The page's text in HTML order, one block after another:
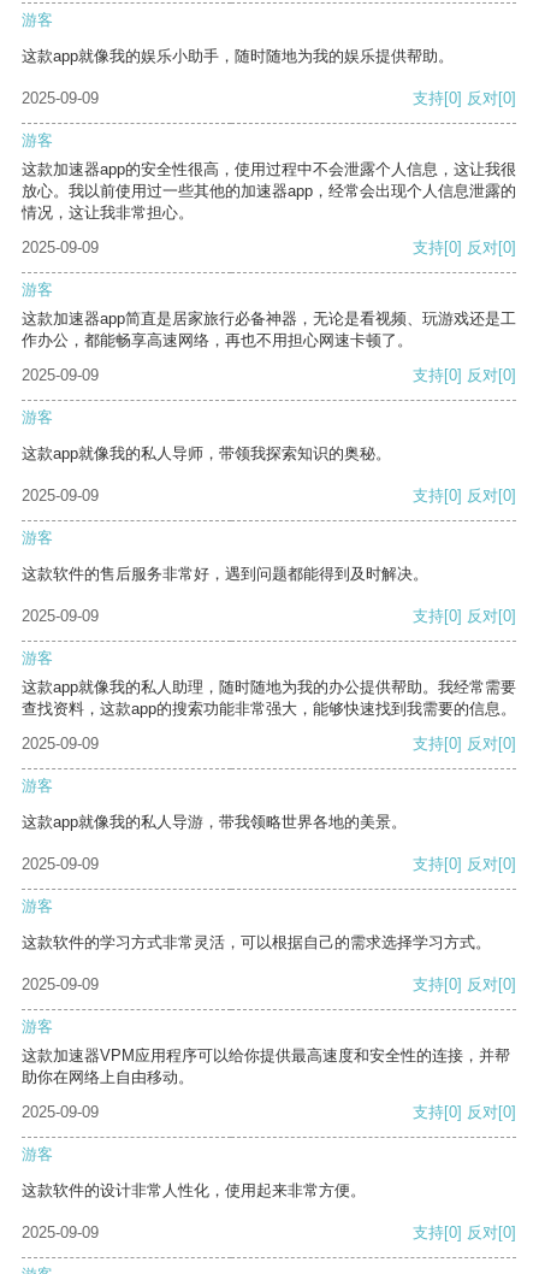
游客
这款app就像我的娱乐小助手，随时随地为我的娱乐提供帮助。
2025-09-09 支持[0] 反对[0]
游客
这款加速器app的安全性很高，使用过程中不会泄露个人信息，这让我很
放心。我以前使用过一些其他的加速器app，经常会出现个人信息泄露的
情况，这让我非常担心。
2025-09-09
支持[0] 反对[0]
游客
这款加速器app简直是居家旅行必备神器，无论是看视频、玩游戏还是工
作办公，都能畅享高速网络，再也不用担心网速卡顿了。
2025-09-09
支持[0] 反对[0]
游客
这款app就像我的私人导师，带领我探索知识的奥秘。
2025-09-09 支持[0] 反对[0]
游客
这款软件的售后服务非常好，遇到问题都能得到及时解决。
2025-09-09 支持[0] 反对[0]
游客
这款app就像我的私人助理，随时随地为我的办公提供帮助。我经常需要
查找资料，这款app的搜索功能非常强大，能够快速找到我需要的信息。
2025-09-09
支持[0] 反对[0]
游客
这款app就像我的私人导游，带我领略世界各地的美景。
2025-09-09 支持[0] 反对[0]
游客
这款软件的学习方式非常灵活，可以根据自己的需求选择学习方式。
2025-09-09 支持[0] 反对[0]
游客
这款加速器VPM应用程序可以给你提供最高速度和安全性的连接，并帮
助你在网络上自由移动。
2025-09-09
支持[0] 反对[0]
游客
这款软件的设计非常人性化，使用起来非常方便。
2025-09-09 支持[0] 反对[0]